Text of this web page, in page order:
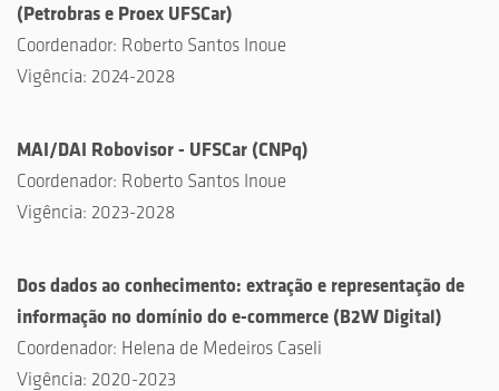
( Petrobras e Proex UFSCar)
Coordenador: Roberto Santos Inoue
Vigência: 2024-2028
MAI/DAI Robovisor - UFSCar (CNPq)
Coordenador: Roberto Santos Inoue
Vigência: 2023-2028
Dos dados ao conhecimento: extração e representação de
informação no domínio do e-commerce ( B2W Digital )
Coordenador: Helena de Medeiros Caseli
Vigência: 2020-2023